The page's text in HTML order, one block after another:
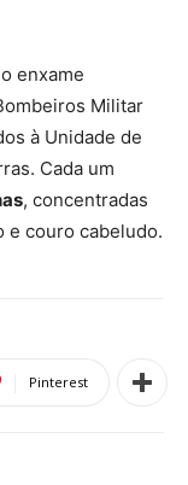
enxame
Militar
à Unidade de
Cada um
, concentradas
e couro cabeludo.
Pinterest